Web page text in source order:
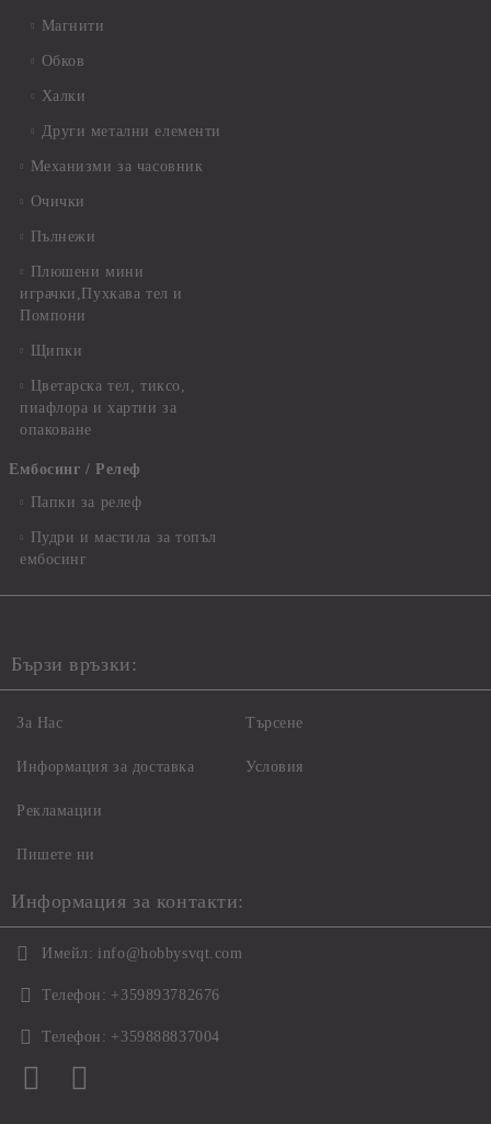
Магнити
Обков
Халки
Други метални елементи
Механизми за часовник
Очички
Пълнежи
Плюшени мини
играчки,Пухкава тел и
Помпони
Щипки
Цветарска тел, тиксо,
пиафлора и хартии за
опаковане
Ембосинг / Релеф
Папки за релеф
Пудри и мастила за топъл
ембосинг
Бързи връзки:
За Нас
Информация за доставка
Рекламации
Пишете ни
Търсене
Условия
Информация за контакти:
Имейл: info@hobbysvqt.com
Телефон: +359893782676
Телефон: +359888837004